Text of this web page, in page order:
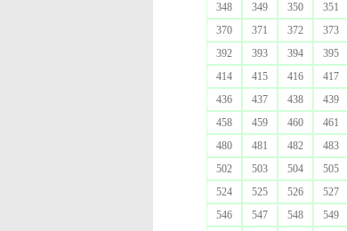
348
349 350 351
370
371 372 373
392
393 394 395
414
415 416 417
436
437 438 439
458
459 460 461
480
481 482 483
502
503 504 505
524
525 526 527
546
547 548 549